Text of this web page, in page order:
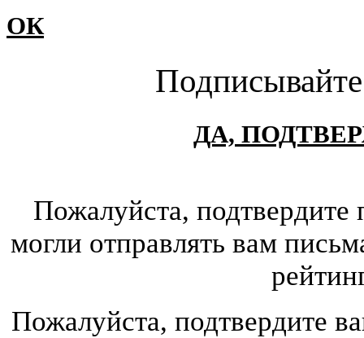
ОК
ДА,
Пожалуйста,
могли отправлять вам
Пожалуйста, подтвердите